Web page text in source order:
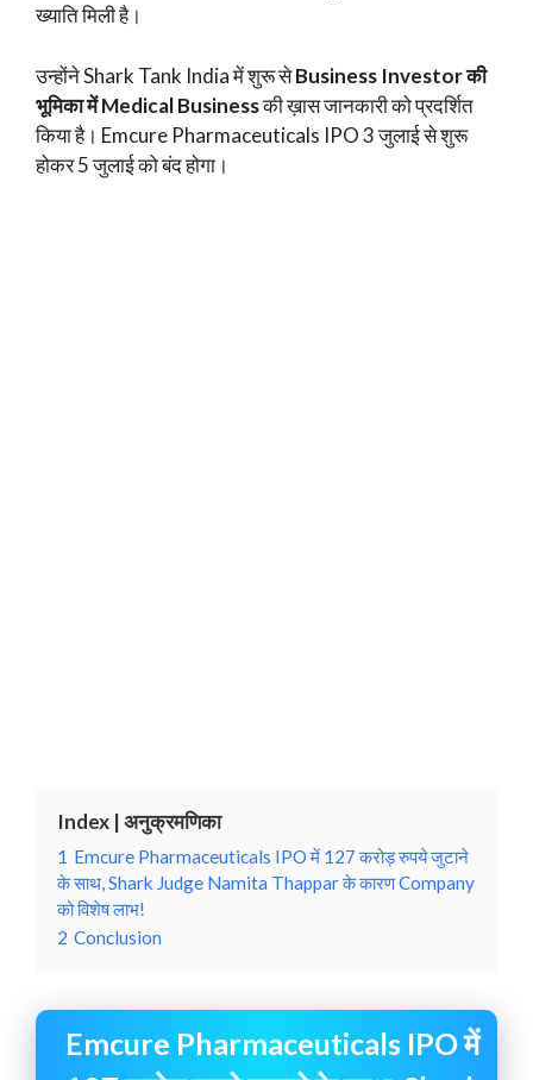
ख्याति मिली है।
उन्होंने Shark Tank India में शुरू सेBusiness Investor की
भूमिका में Medical Businessकी ख़ास जानकारी को प्रदर्शित
किया है। Emcure Pharmaceuticals IPO 3 जुलाई से शुरू
होकर 5 जुलाई को बंद होगा।
Index | अनुक्रमणिका
1 Emcure Pharmaceuticals IPO में 127 करोड़ रुपये जुटाने
के साथ, Shark Judge Namita Thappar के कारण Company
को विशेष लाभ!
2 Conclusion
Emcure Pharmaceuticals IPO में